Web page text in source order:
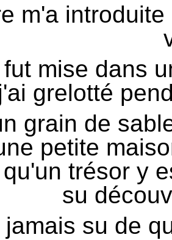
m'a
fut mise dans
grelotté
grain de
petite
trésor y
su
su de